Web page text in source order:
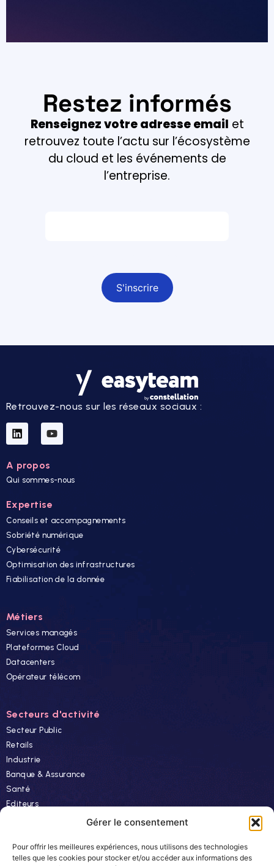
Gérer le consentement
Pour offrir les meilleures expériences, nous utilisons des technologies
telles que les cookies pour stocker et/ou accéder aux informations des
Restez informés
Renseignez votre adresse email et
retrouvez toute l’actu sur l’écosystème
du cloud et les événements de
l’entreprise.
Retrouvez-nous sur les réseaux sociaux :
A propos
Qui sommes-nous
Expertise
Conseils et accompagnements
Sobriété numérique
Cybersécurité
Optimisation des infrastructures
Fiabilisation de la donnée
Métiers
Services managés
Plateformes Cloud
Datacenters
Opérateur télécom
Secteurs d'activité
Secteur Public
Retails
Industrie
Banque & Assurance
Santé
Editeurs
Ressources